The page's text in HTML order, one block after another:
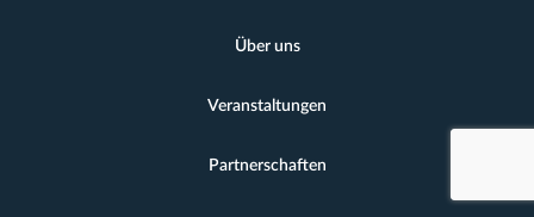
Über uns
Veranstaltungen
Partnerschaften